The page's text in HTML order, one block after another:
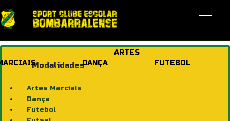
ARTES
DANÇA FUTEBOL
Modalidades
Artes Marciais
Dança
Futebol